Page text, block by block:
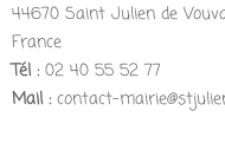
44670 Saint Julien de
France
Tél :02 40 55 52 77
Mail :contact-